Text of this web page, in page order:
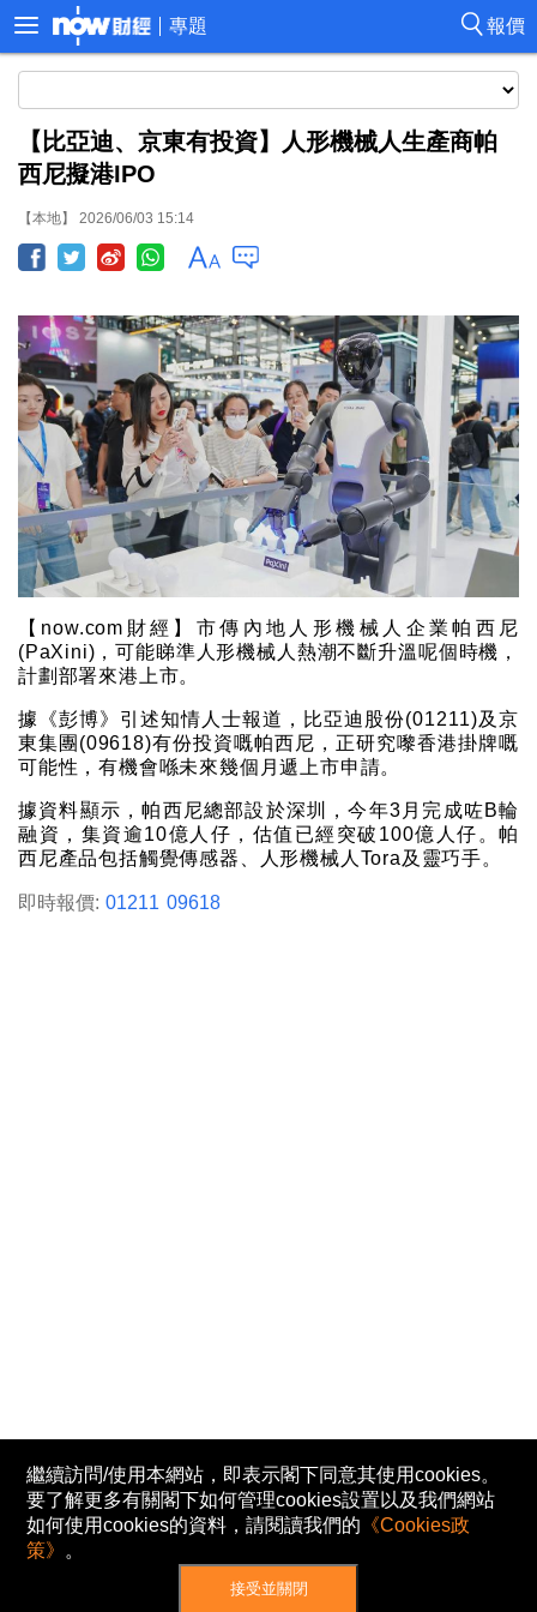
報價
專題
【比亞迪、京東有投資】人形機械人生產商帕
西尼擬港IPO
【本地】 2026/06/03 15:14
【now.com財經】市傳內地人形機械人企業帕西尼
(PaXini)，可能睇準人形機械人熱潮不斷升溫呢個時機，
計劃部署來港上市。
據《彭博》引述知情人士報道，比亞迪股份(01211)及京
東集團(09618)有份投資嘅帕西尼，正研究嚟香港掛牌嘅
可能性，有機會喺未來幾個月遞上市申請。
據資料顯示，帕西尼總部設於深圳，今年3月完成咗B輪
融資，集資逾10億人仔，估值已經突破100億人仔。帕
西尼產品包括觸覺傳感器、人形機械人Tora及靈巧手。
即時報價: 01211 09618
繼續訪問/使用本網站，即表示閣下同意其使用cookies。
要了解更多有關閣下如何管理cookies設置以及我們網站
如何使用cookies的資料，請閱讀我們的 《Cookies政
策》 。
接受並關閉